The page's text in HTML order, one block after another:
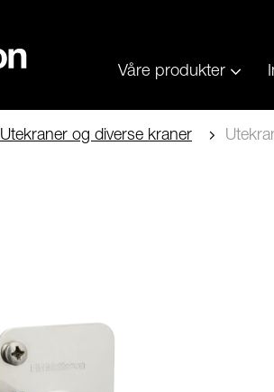
Våre produkter
Utekraner og diverse kraner